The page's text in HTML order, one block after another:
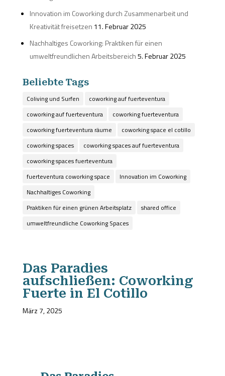
Innovation im Coworking durch Zusammenarbeit und
Kreativität freisetzen 11. Februar 2025
Nachhaltiges Coworking: Praktiken für einen
umweltfreundlichen Arbeitsbereich5. Februar 2025
Beliebte Tags
Coliving und Surfen
coworking auf fuerteventura
coworking auf fuerteventura
coworking fuerteventura
coworking fuerteventura räume
coworking space el cotillo
coworking spaces
coworking spaces auf fuerteventura
coworking spaces fuerteventura
fuerteventura coworking space
Innovation im Coworking
Nachhaltiges Coworking
Praktiken für einen grünen Arbeitsplatz
shared office
umweltfreundliche Coworking Spaces
Das Paradies
aufschließen: Coworking
Fuerte in El Cotillo
März 7, 2025